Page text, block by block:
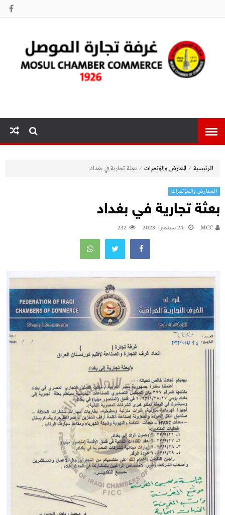
الموصل
الرئيسية ⁄ المعارض والمؤتمرات ⁄ بعثة تجارية في بغداد
المعارض والمؤتمرات
بعثة تجارية في بغداد
MCC 24 سبتمبر، 2023 232